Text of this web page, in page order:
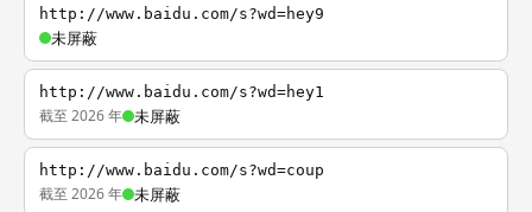
http://www.baidu.com/s?wd=hey9
未屏蔽
http://www.baidu.com/s?wd=hey1
截至 2026 年 未屏蔽
http://www.baidu.com/s?wd=coup
截至 2026 年 未屏蔽